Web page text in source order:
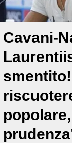
Cavani-